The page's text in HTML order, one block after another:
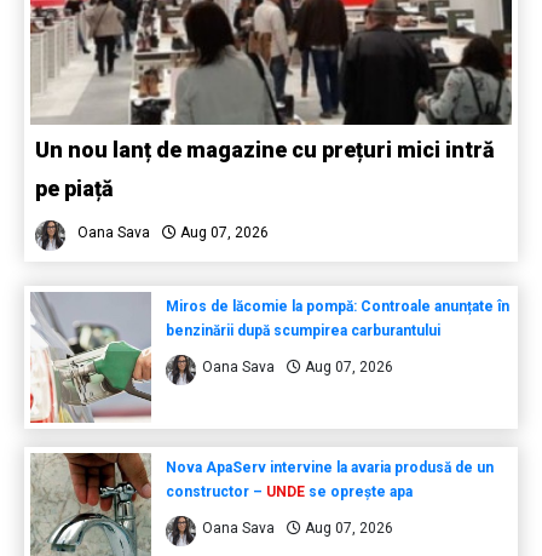
Un nou lanț de magazine cu prețuri mici intră
pe piață
Oana Sava Aug 07, 2026
Miros de lăcomie la pompă: Controale anunțate în
benzinării după scumpirea carburantului
Oana Sava Aug 07, 2026
Nova ApaServ intervine la avaria produsă de un
constructor – UNDEse oprește apa
Oana Sava Aug 07, 2026